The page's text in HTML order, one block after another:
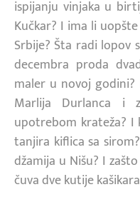
ispijanju vinjaka u
Kučkar? I ima li
Srbije? Šta radi lopov
decembra proda
maler u novoj godini?
Marlija Durlanca
upotrebom krateža? I
tanjira kiflica sa
džamija u Nišu? I
čuva dve kutije